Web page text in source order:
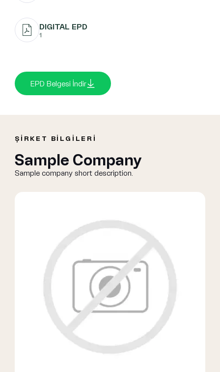
DIGITAL EPD
1
EPD Belgesi İndir
ŞİRKET BİLGİLERİ
Sample Company
Sample company short description.